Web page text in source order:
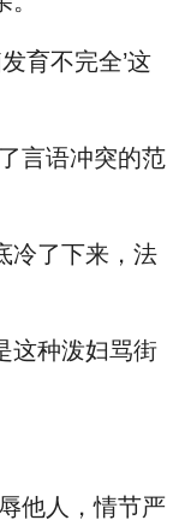
育不完全’这
言语冲突的范
冷了下来，法
这种泼妇骂街
他人，情节严